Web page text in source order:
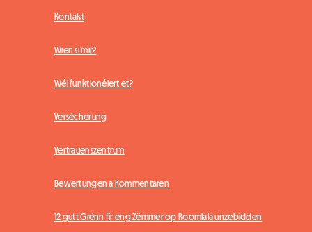
Kontakt
Wien si mir?
Wéi funktionéiert et?
Versécherung
Vertrauenszentrum
Bewertungen a Kommentaren
12 gutt Grënn fir eng Zëmmer op Roomlala unzebidden